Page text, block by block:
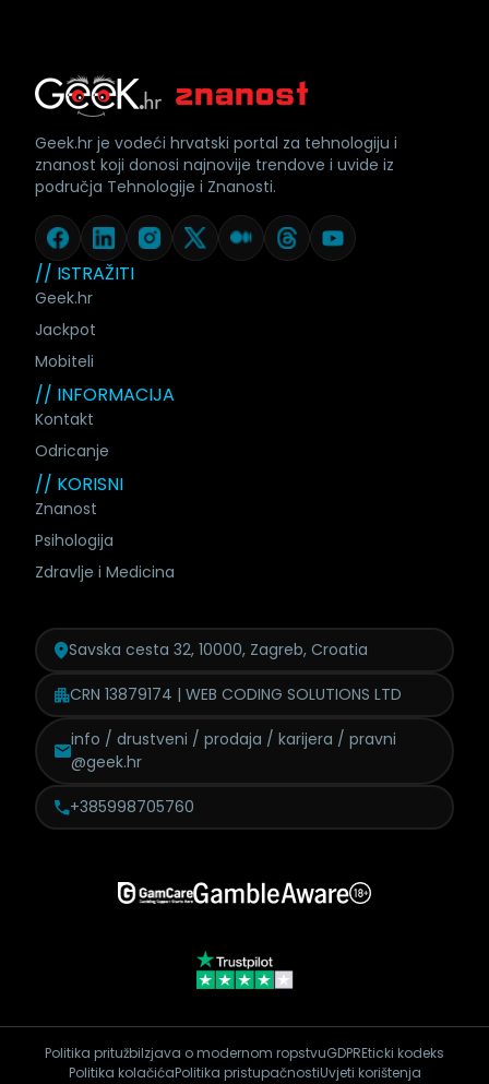
// ISTRAŽITI
Geek.hr
Jackpot
Mobiteli
// INFORMACIJA
Kontakt
Odricanje
// KORISNI
Znanost
Psihologija
Zdravlje i Medicina
Geek.hr je vodeći hrvatski portal za tehnologiju i
znanost koji donosi najnovije trendove i uvide iz
područja Tehnologije i Znanosti.
Savska cesta 32, 10000, Zagreb, Croatia
CRN 13879174 | WEB CODING SOLUTIONS LTD
info / drustveni / prodaja / karijera / pravni
@geek.hr
+385998705760
Politika pritužbiIzjava o modernom ropstvuGDPREticki kodeks
Politika kolačićaPolitika pristupačnostiUvjeti korištenja